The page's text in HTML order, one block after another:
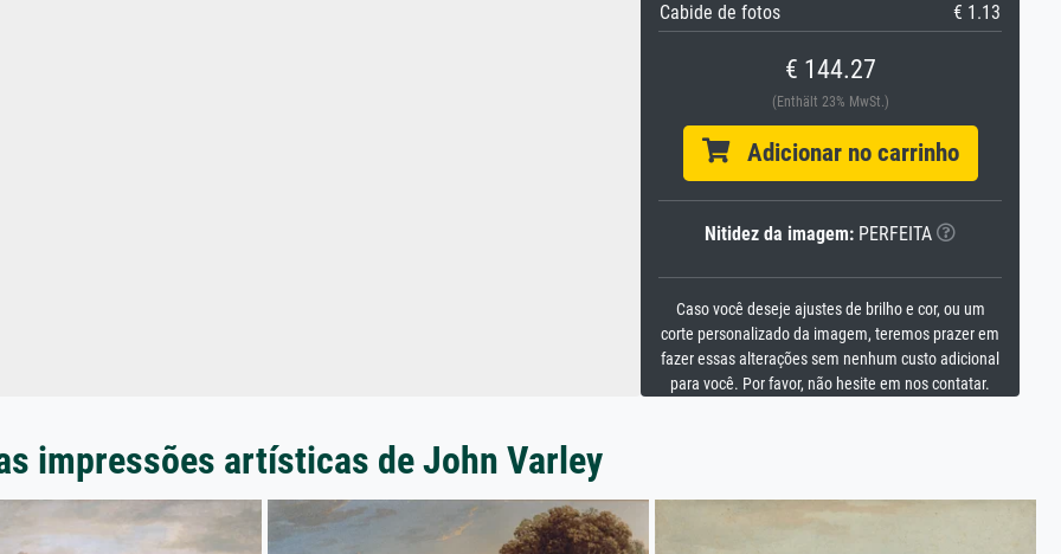
Cabide de fotos
€ 1.13
€ 144.27
(Enthält 23% MwSt.)
Adicionar no carrinho
Nitidez da imagem: PERFEITA
Caso você deseje ajustes de brilho e cor, ou um
corte personalizado da imagem, teremos prazer em
fazer essas alterações sem nenhum custo adicional
para você. Por favor, não hesite em nos contatar.
impressões artísticas de John Varley